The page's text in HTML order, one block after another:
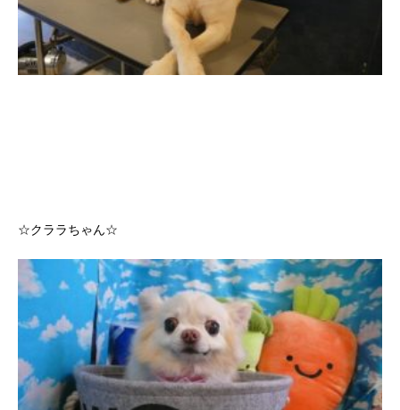
☆クララちゃん☆